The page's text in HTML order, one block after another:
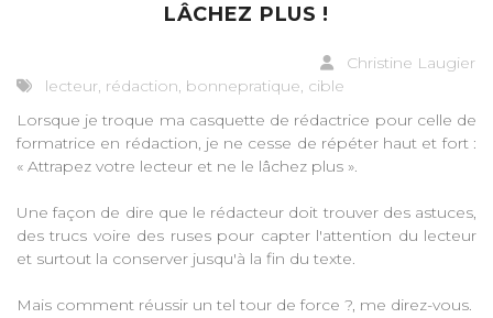
LÂCHEZ PLUS !
Christine Laugier
lecteur, rédaction, bonnepratique, cible
Lorsque je troque ma casquette de rédactrice pour celle de
formatrice en rédaction, je ne cesse de répéter haut et fort :
« Attrapez votre lecteur et ne le lâchez plus ».
Une façon de dire que le rédacteur doit trouver des astuces,
des trucs voire des ruses pour capter l'attention du lecteur
et surtout la conserver jusqu'à la fin du texte.
Mais comment réussir un tel tour de force ?, me direz-vous.